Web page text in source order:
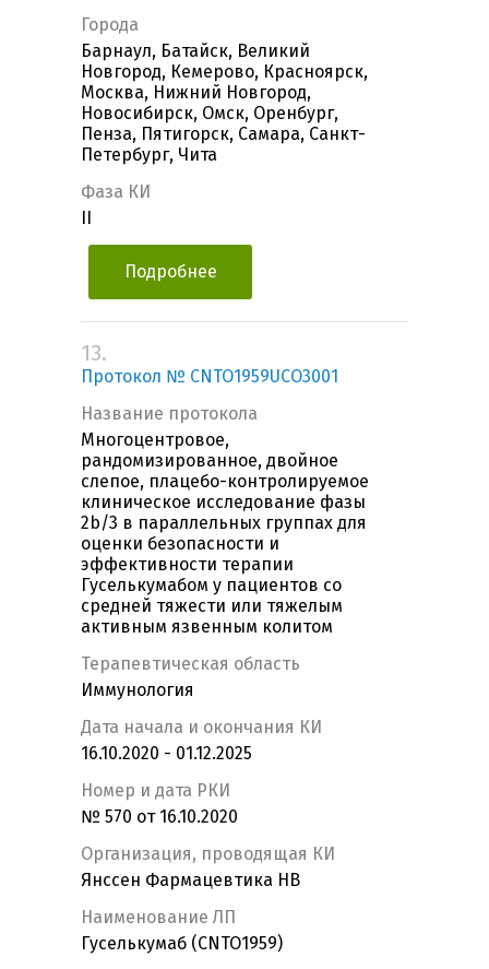
Города
Барнаул, Батайск, Великий
Новгород, Кемерово, Красноярск,
Москва, Нижний Новгород,
Новосибирск, Омск, Оренбург,
Пенза, Пятигорск, Самара, Санкт-
Петербург, Чита
Фаза КИ
Подробнее
13.
Протокол № CNTO1959UCO3001
Название протокола
Многоцентровое,
рандомизированное, двойное
слепое, плацебо-контролируемое
клиническое исследование фазы
2b/3 в параллельных группах для
оценки безопасности и
эффективности терапии
Гуселькумабом у пациентов со
средней тяжести или тяжелым
активным язвенным колитом
Терапевтическая область
Иммунология
Дата начала и окончания КИ
16.10.2020 - 01.12.2025
Номер и дата РКИ
№ 570 от 16.10.2020
Организация, проводящая КИ
Янссен Фармацевтика НВ
Наименование ЛП
Гуселькумаб (CNTO1959)